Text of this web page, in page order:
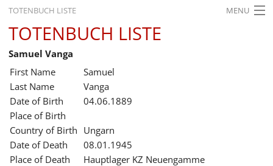
TOTENBUCH LISTE MENU
STARTSEITE
AUSSTELLUNGEN
GESCHICHTE
BILDUNG
FORSCHUNG
SERVICE
TOTENBUCH LISTE
Samuel Vanga
First Name
Samuel
Last Name
Vanga
Date of Birth
04.06.1889
Place of Birth
Country of Birth Ungarn
Date of Death
08.01.1945
Place of Death
Hauptlager KZ Neuengamme